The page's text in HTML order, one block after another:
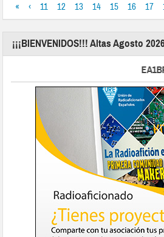
« ‹ 11 12 13 14 15 16 17
¡¡¡BIENVENIDOS!!! Altas Agosto
EA1BF